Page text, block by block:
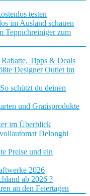
testen
im Ausland schauen
Teppichreiniger zum
Tipps & Deals
Designer Outlet im
schützt du deinen
und Gratisprodukte
im Überblick
Delonghi
Preise und ein
2026
ab 2026 ?
an den Feiertagen